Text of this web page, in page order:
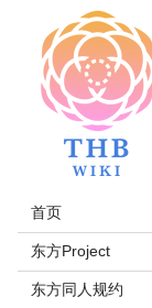
首页
东方Project
东方同人规约